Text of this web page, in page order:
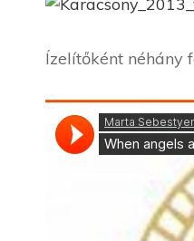
Ízelítőként néhány